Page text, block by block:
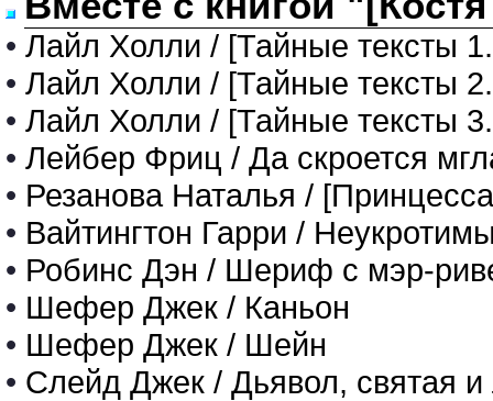
• Лайл Холли / [Тайные тексты
• Лайл Холли / [Тайные тексты
• Лайл Холли / [Тайные тексты
• Лейбер Фриц / Да скроется
• Резанова Наталья /
• Вайтингтон Гарри /
• Робинс Дэн / Шериф с мэр-
• Шефер Джек / Каньон
• Шефер Джек / Шейн
• Слейд Джек / Дьявол, святая и